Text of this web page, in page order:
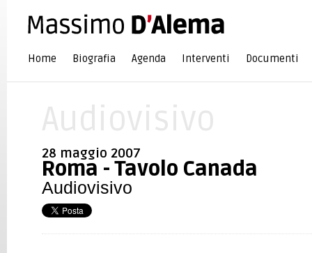
Home Biografia Agenda Interventi Documenti
28 maggio 2007
Roma - Tavolo Canada
Audiovisivo